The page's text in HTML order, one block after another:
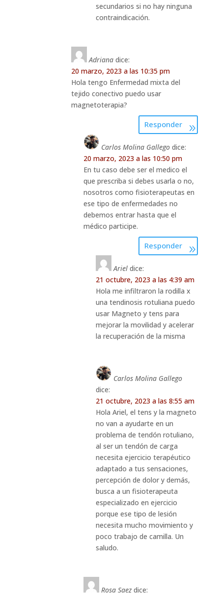
secundarios si no hay ninguna
contraindicación.
Adriana dice:
20 marzo, 2023 a las 10:35 pm
Hola tengo Enfermedad mixta del
tejido conectivo puedo usar
magnetoterapia?
Responder
Carlos Molina Gallego dice:
20 marzo, 2023 a las 10:50 pm
En tu caso debe ser el medico el
que prescriba si debes usarla o no,
nosotros como fisioterapeutas en
ese tipo de enfermedades no
debemos entrar hasta que el
médico participe.
Responder
Ariel dice:
21 octubre, 2023 a las 4:39 am
Hola me infiltraron la rodilla x
una tendinosis rotuliana puedo
usar Magneto y tens para
mejorar la movilidad y acelerar
la recuperación de la misma
Carlos Molina Gallego
dice:
21 octubre, 2023 a las 8:55 am
Hola Ariel, el tens y la magneto
no van a ayudarte en un
problema de tendón rotuliano,
al ser un tendón de carga
necesita ejercicio terapéutico
adaptado a tus sensaciones,
percepción de dolor y demás,
busca a un fisioterapeuta
especializado en ejercicio
porque ese tipo de lesión
necesita mucho movimiento y
poco trabajo de camilla. Un
saludo.
Rosa Saez dice: